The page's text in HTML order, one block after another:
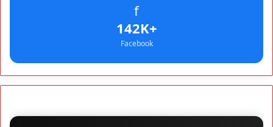
f
+142K
Facebook